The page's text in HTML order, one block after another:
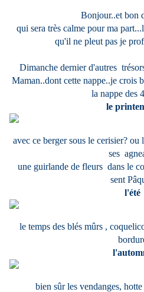
Bonjour..et bon
qui sera très calme pour ma
qu'il ne pleut pas je
Dimanche dernier d'autres
Maman..dont cette nappe..je crois
la nappe des
le
avec ce berger sous le cerisier?
ses
une guirlande de fleurs dans le
sent
l'été
le temps des blés mûrs ,
bien sûr les vendanges,